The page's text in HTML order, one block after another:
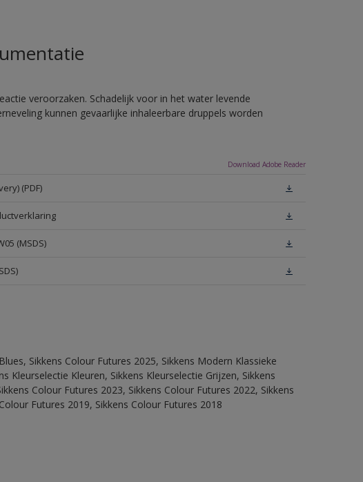
veroorzaken. Schadelijk voor in het water levende
kunnen gevaarlijke inhaleerbare druppels worden
Download Adobe Reader
(PDF)
(MSDS)
Sikkens Colour Futures 2025, Sikkens Modern Klassieke
Kleurselectie Kleuren, Sikkens Kleurselectie Grijzen, Sikkens
Colour Futures 2023, Sikkens Colour Futures 2022, Sikkens
Futures 2019, Sikkens Colour Futures 2018